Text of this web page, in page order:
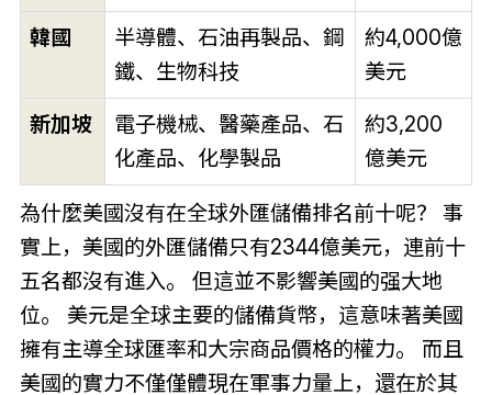
韓國
半導體、石油再製品、鋼
鐵、生物科技
約4,000億
美元
新加坡
電子機械、醫藥產品、石
化產品、化學製品
約3,200
億美元
為什麼美國沒有在全球外匯儲備排名前十呢？ 事
實上，美國的外匯儲備只有2344億美元，連前十
五名都沒有進入。 但這並不影響美國的强大地
位。 美元是全球主要的儲備貨幣，這意味著美國
擁有主導全球匯率和大宗商品價格的權力。 而且
美國的實力不僅僅體現在軍事力量上，還在於其